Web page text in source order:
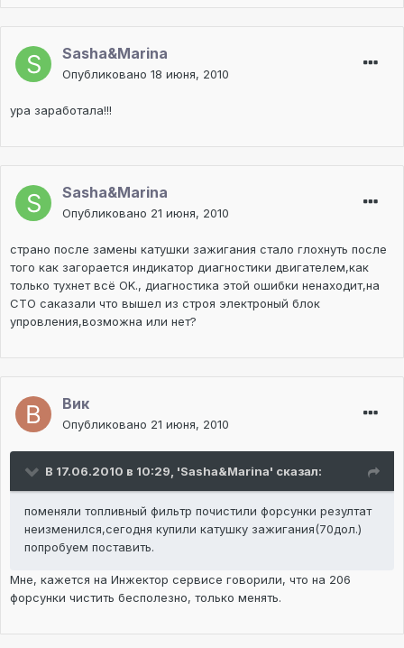
Sasha&Marina
Опубликовано 18 июня, 2010
ура заработала!!!
Sasha&Marina
Опубликовано 21 июня, 2010
страно после замены катушки зажигания стало глохнуть после
того как загорается индикатор диагностики двигателем,как
только тухнет всё OK., диагностика этой ошибки ненаходит,на
СТО саказали что вышел из строя электроный блок
упровления,возможна или нет?
Вик
Опубликовано 21 июня, 2010
В 17.06.2010 в 10:29, 'Sasha&Marina' сказал:
поменяли топливный фильтр почистили форсунки резултат
неизменился,сегодня купили катушку зажигания(70дол.)
попробуем поставить.
Мне, кажется на Инжектор сервисе говорили, что на 206
форсунки чистить бесполезно, только менять.